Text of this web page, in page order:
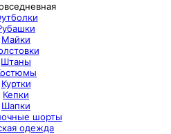
Майки
Штаны
Куртки
Кепки
Шапки
шорты
одежда